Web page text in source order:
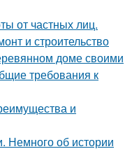
от частных лиц.
и строительство
доме своими
требования к
и
Немного об истории